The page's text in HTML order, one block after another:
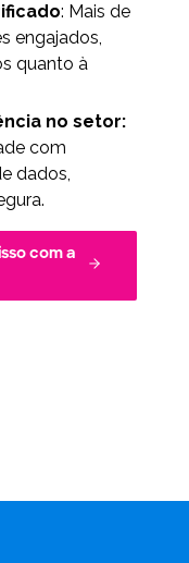
: Mais de
engajados,
quanto à
no setor:
com
dados,
com a